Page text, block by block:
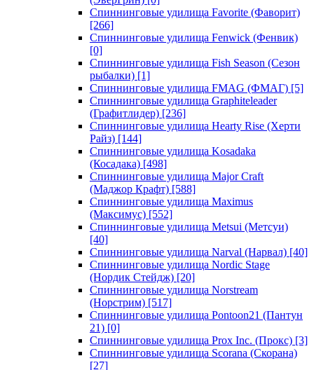
Спиннинговые удилища Favorite (Фаворит)
[266]
Спиннинговые удилища Fenwick (Фенвик)
[0]
Спиннинговые удилища Fish Season (Сезон
рыбалки) [1]
Спиннинговые удилища FMAG (ФМАГ) [5]
Спиннинговые удилища Graphiteleader
(Графитлидер) [236]
Спиннинговые удилища Hearty Rise (Херти
Райз) [144]
Спиннинговые удилища Kosadaka
(Косадака) [498]
Спиннинговые удилища Major Craft
(Маджор Крафт) [588]
Спиннинговые удилища Maximus
(Максимус) [552]
Спиннинговые удилища Metsui (Метсуи)
[40]
Спиннинговые удилища Narval (Нарвал) [40]
Спиннинговые удилища Nordic Stage
(Нордик Стейдж) [20]
Спиннинговые удилища Norstream
(Норстрим) [517]
Спиннинговые удилища Pontoon21 (Пантун
21) [0]
Спиннинговые удилища Prox Inc. (Прокс) [3]
Спиннинговые удилища Scorana (Скорана)
[27]